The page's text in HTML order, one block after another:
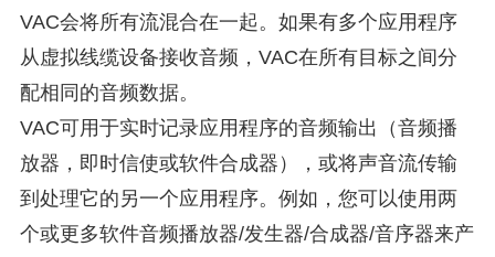
VAC会将所有流混合在一起。如果有多个应用程序
从虚拟线缆设备接收音频，VAC在所有目标之间分
配相同的音频数据。
VAC可用于实时记录应用程序的音频输出（音频播
放器，即时信使或软件合成器），或将声音流传输
到处理它的另一个应用程序。例如，您可以使用两
个或更多软件音频播放器/发生器/合成器/音序器来产